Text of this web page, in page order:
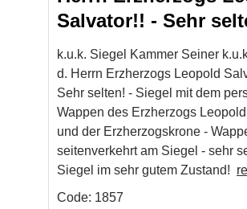
Salvator!! - Sehr
k.u.k. Siegel Kammer Seiner
d. Herrn Erzherzogs Leopold
Sehr selten! - Siegel mit dem
Wappen des Erzherzogs
und der Erzherzogskrone -
seitenverkehrt am Siegel - sehr
Siegel im sehr gutem Zustand!
Code: 1857